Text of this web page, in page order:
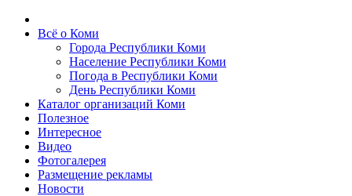
Всё о Коми
Города Республики Коми
Население Республики Коми
Погода в Республики Коми
День Республики Коми
Каталог организаций Коми
Полезное
Интересное
Видео
Фотогалерея
Размещение рекламы
Новости